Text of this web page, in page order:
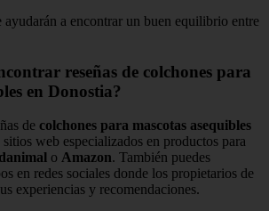
ayudarán a encontrar un buen equilibrio entre
reseñas de colchones para
en Donostia?
de colchones para mascotas asequibles
web especializados en productos para
o Amazon. También puedes
en redes sociales donde los propietarios de
experiencias y recomendaciones.